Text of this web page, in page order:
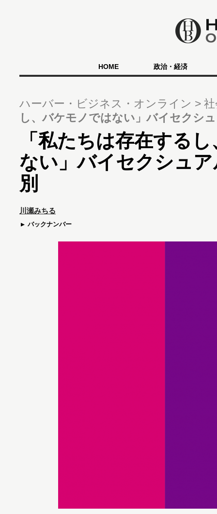
HOME 政治・経済
ハーバー・ビジネス・オンライン
し、バケモノではない」バイセクシ
「私たちは存在する
ない」バイセクシュ
別
川瀬みちる
バックナンバー